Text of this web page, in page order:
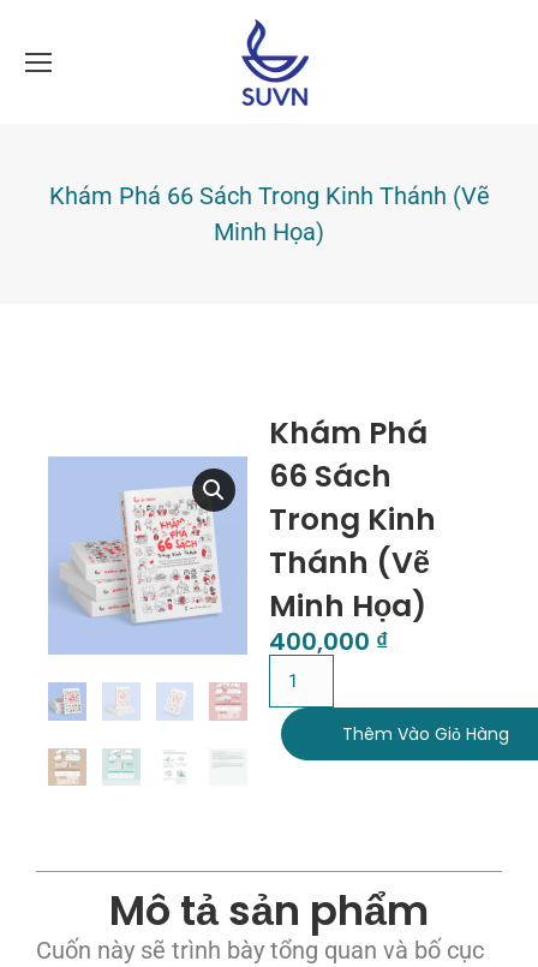
Khám Phá 66 Sách Trong Kinh Thánh (Vẽ
Minh Họa)
Khám Phá
66 Sách
Trong Kinh
Thánh (Vẽ
Minh Họa)
400,000 ₫
Thêm Vào Giỏ Hàng
Mô tả sản phẩm
Cuốn này sẽ trình bày tổng quan và bố cục